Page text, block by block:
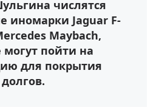
числятся
иномарки Jaguar F-
Maybach,
могут пойти на
для покрытия
долгов.